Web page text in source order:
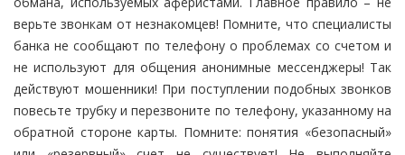
верьте звонкам от незнакомцев! Помните, что специалисты
банка не сообщают по телефону о проблемах со счетом и
не используют для общения анонимные мессенджеры! Так
действуют мошенники! При поступлении подобных звонков
повесьте трубку и перезвоните по телефону, указанному на
обратной стороне карты. Помните: понятия «безопасный»